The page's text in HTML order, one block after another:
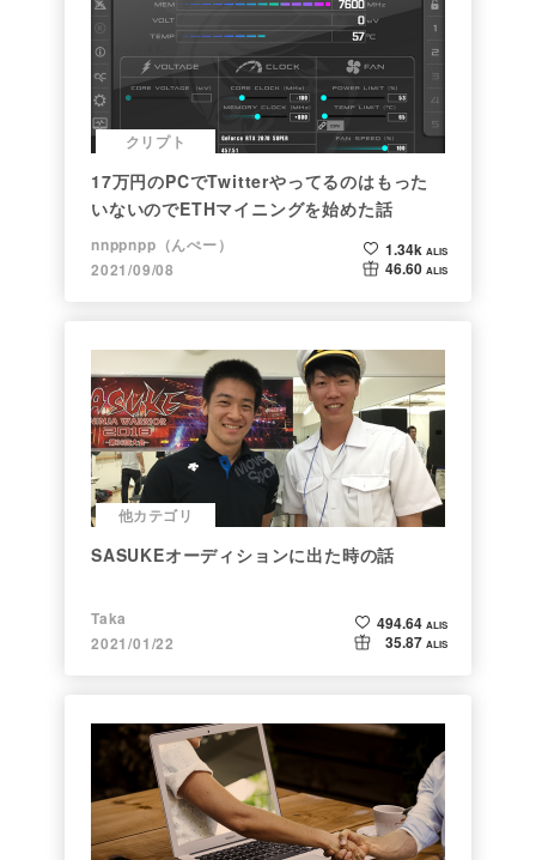
クリプト
17万円のPCでTwitterやってるのはもった
いないのでETHマイニングを始めた話
nnppnpp（んぺー）
2021/09/08
1.34k ALIS
46.60 ALIS
他カテゴリ
SASUKEオーディションに出た時の話
Taka
2021/01/22
494.64 ALIS
35.87 ALIS